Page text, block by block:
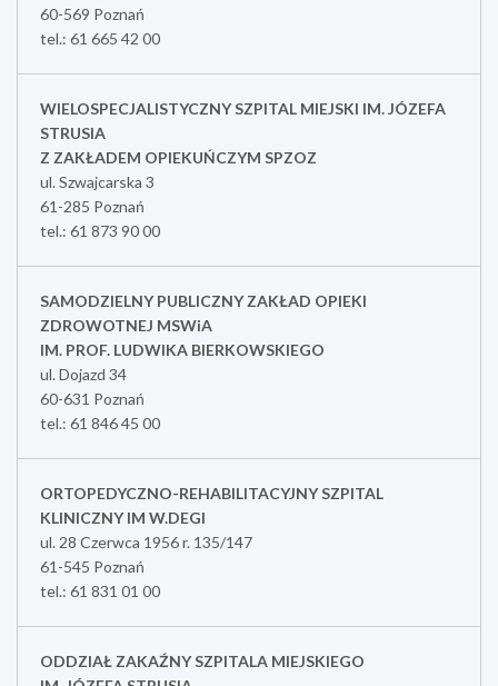
60-569 Poznań
tel.: 61 665 42 00
WIELOSPECJALISTYCZNY SZPITAL MIEJSKI IM. JÓZEFA
STRUSIA
Z ZAKŁADEM OPIEKUŃCZYM SPZOZ
ul. Szwajcarska 3
61-285 Poznań
tel.: 61 873 90 00
SAMODZIELNY PUBLICZNY ZAKŁAD OPIEKI
ZDROWOTNEJ MSWiA
IM. PROF. LUDWIKA BIERKOWSKIEGO
ul. Dojazd 34
60-631 Poznań
tel.: 61 846 45 00
ORTOPEDYCZNO-REHABILITACYJNY SZPITAL
KLINICZNY IM W.DEGI
ul. 28 Czerwca 1956 r. 135/147
61-545 Poznań
tel.: 61 831 01 00
ODDZIAŁ ZAKAŹNY SZPITALA MIEJSKIEGO